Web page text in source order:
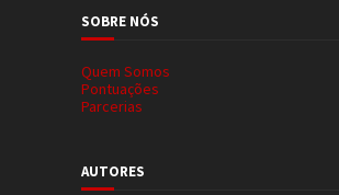
SOBRE NÓS
Quem Somos
Pontuações
Parcerias
AUTORES